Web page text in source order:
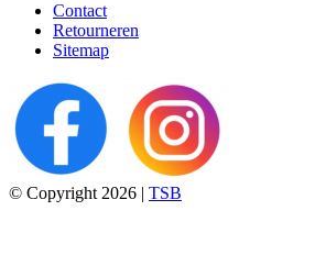
Contact
Retourneren
Sitemap
© Copyright 2026 | TSB